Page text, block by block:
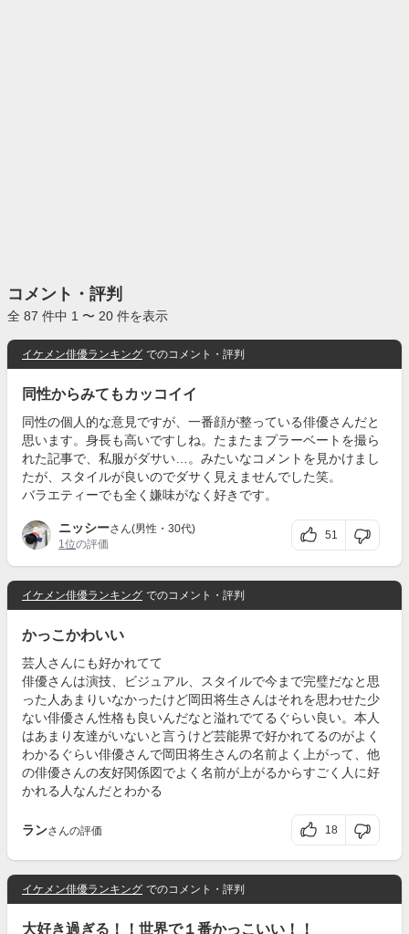
コメント・評判
全 87 件中 1 〜 20 件を表示
イケメン俳優ランキング でのコメント・評判
同性からみてもカッコイイ
同性の個人的な意見ですが、一番顔が整っている俳優さんだと
思います。身長も高いですしね。たまたまプラーベートを撮ら
れた記事で、私服がダサい…。みたいなコメントを見かけまし
たが、スタイルが良いのでダサく見えませんでした笑。
バラエティーでも全く嫌味がなく好きです。
ニッシーさん(男性・30代)
1位の評価
51
イケメン俳優ランキング でのコメント・評判
かっこかわいい
芸人さんにも好かれてて
俳優さんは演技、ビジュアル、スタイルで今まで完璧だなと思
った人あまりいなかったけど岡田将生さんはそれを思わせた少
ない俳優さん性格も良いんだなと溢れでてるぐらい良い。本人
はあまり友達がいないと言うけど芸能界で好かれてるのがよく
わかるぐらい俳優さんで岡田将生さんの名前よく上がって、他
の俳優さんの友好関係図でよく名前が上がるからすごく人に好
かれる人なんだとわかる
ランさんの評価 18
イケメン俳優ランキング でのコメント・評判
大好き過ぎる！！世界で１番かっこいい！！